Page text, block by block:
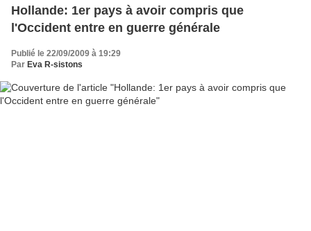
Hollande: 1er pays à avoir compris que
l'Occident entre en guerre générale
Publié le 22/09/2009 à 19:29
Par Eva R-sistons